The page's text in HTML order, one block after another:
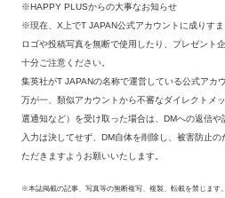
※HAPPY PLUSからの大事なお知らせ
※現在、X上でT JAPAN公式アカウントに成りすま
ロゴや投稿写真を無断で使用したり、プレゼント
十分ご注意ください。
集英社がT JAPANの名称で運営している公式アカ
万が一、類似アカウントから不審なダイレクトメ
選通知など）を受け取った場合は、DMへの返信
入力は決してせず、DM自体を削除し、被害防止
ただきますようお願いいたします。
※本誌掲載の記事、写真等の無断複写、複製、転載を禁じます。